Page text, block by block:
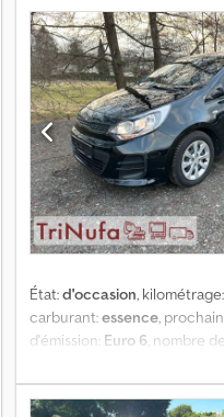
État:d'occasion, kilométrage:
carburant:essence ,
d'émission: Euro 6 , nombre
, Kia
fabrication : 2016 ? Moteur
manuelle ? Climatisation